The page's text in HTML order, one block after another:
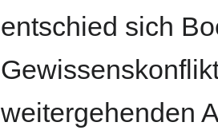
entschied sich
weitergehenden